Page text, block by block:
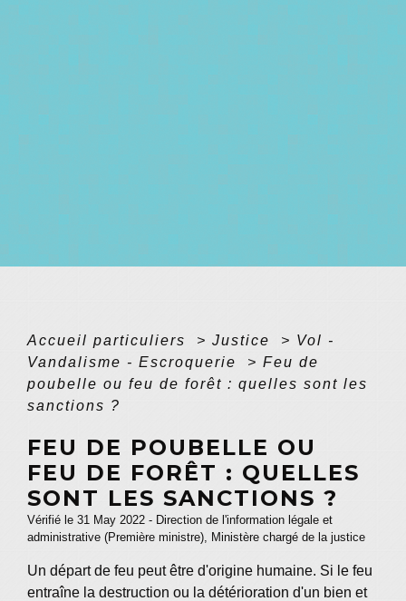
Accueil particuliers > Justice > Vol -
Vandalisme - Escroquerie
> Feu de
poubelle ou feu de forêt : quelles sont les
sanctions ?
FEU DE POUBELLE OU
FEU DE FORÊT : QUELLES
SONT LES SANCTIONS ?
Vérifié le 31 May 2022 - Direction de l'information légale et
administrative (Première ministre), Ministère chargé de la justice
Un départ de feu peut être d'origine humaine. Si le feu
entraîne la destruction ou la détérioration d'un bien et